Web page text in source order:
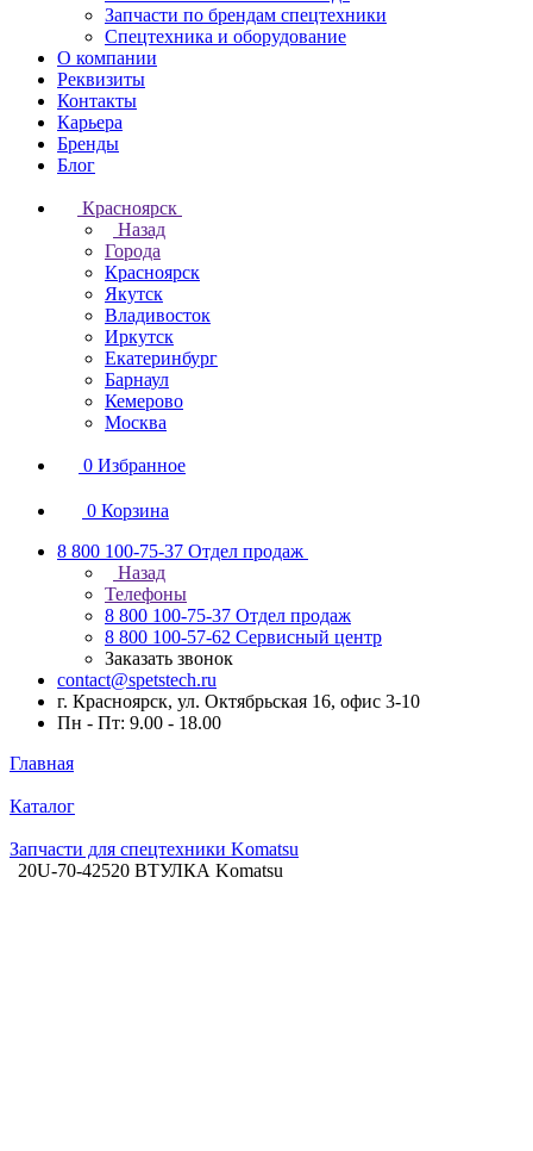
Запчасти по брендам спецтехники
Спецтехника и оборудование
О компании
Реквизиты
Контакты
Карьера
Бренды
Блог
Красноярск
Назад
Города
Красноярск
Якутск
Владивосток
Иркутск
Екатеринбург
Барнаул
Кемерово
Москва
0 Избранное
0 Корзина
8 800 100-75-37 Отдел продаж
Назад
Телефоны
8 800 100-75-37 Отдел продаж
8 800 100-57-62 Сервисный центр
Заказать звонок
contact@spetstech.ru
г. Красноярск, ул. Октябрьская 16, офис 3-10
Пн - Пт: 9.00 - 18.00
Главная
Каталог
Запчасти для спецтехники Komatsu
20U-70-42520 ВТУЛКА Komatsu